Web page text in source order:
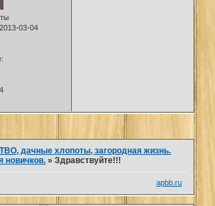
03-04
дачные хлопоты, загородная жизнь.
новичков. »Здравствуйте!!!
apbb.ru